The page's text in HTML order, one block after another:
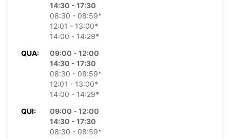
14:30 - 17:30
08:30 - 08:59*
12:01 - 13:00*
14:00 - 14:29*
QUA:
09:00 - 12:00
14:30 - 17:30
08:30 - 08:59*
12:01 - 13:00*
14:00 - 14:29*
QUI:
09:00 - 12:00
14:30 - 17:30
08:30 - 08:59*